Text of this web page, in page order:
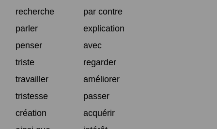
recherche
par contre
parler
explication
penser
avec
triste
regarder
travailler
améliorer
tristesse
passer
création
acquérir